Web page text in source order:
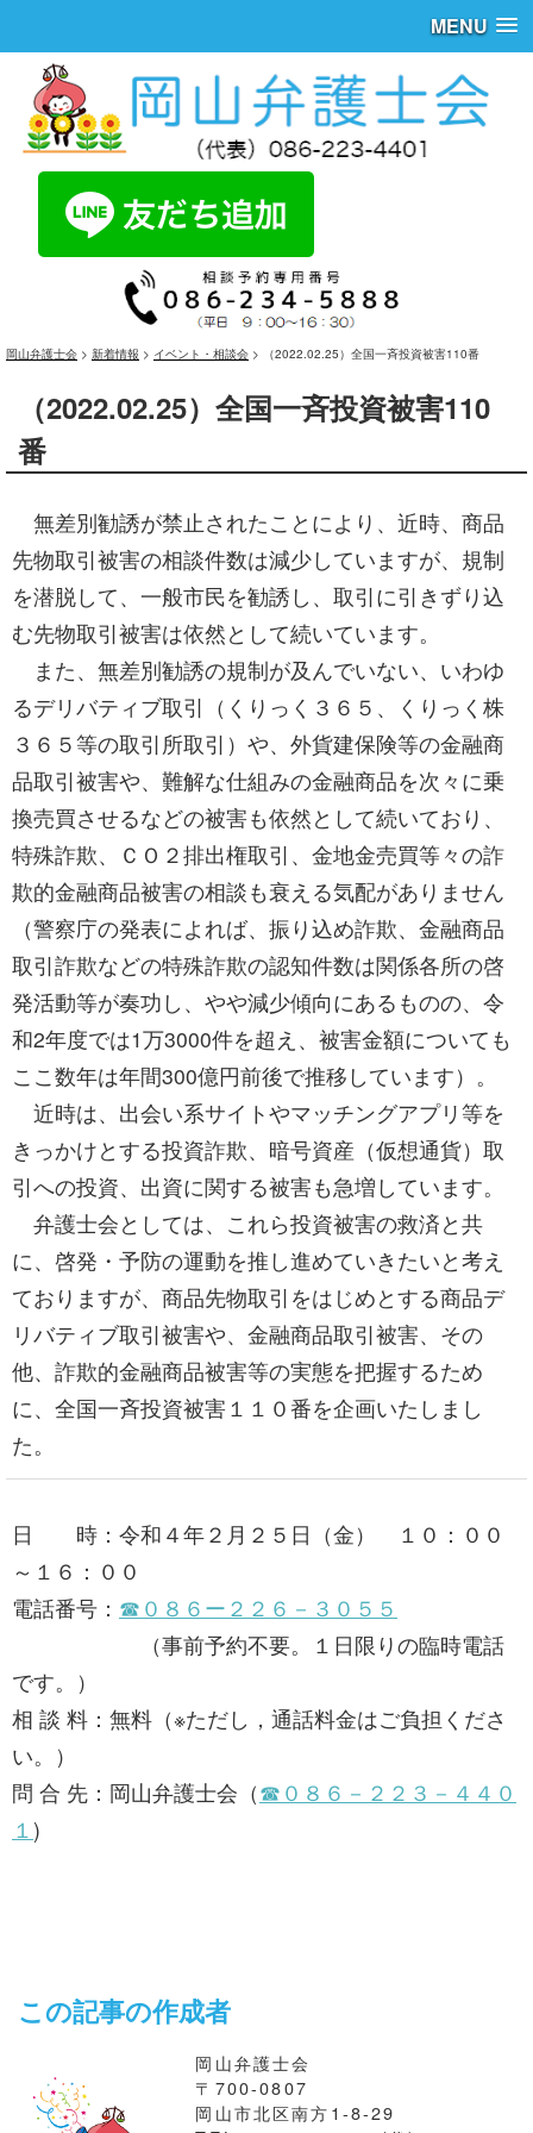
MENU
岡山弁護士会 > 新着情報 > イベント・相談会 > （2022.02.25）全国一斉投資被害110番
（2022.02.25）全国一斉投資被害110
番
無差別勧誘が禁止されたことにより、近時、商品
先物取引被害の相談件数は減少していますが、規制
を潜脱して、一般市民を勧誘し、取引に引きずり込
む先物取引被害は依然として続いています。
また、無差別勧誘の規制が及んでいない、いわゆ
るデリバティブ取引（くりっく３６５、くりっく株
３６５等の取引所取引）や、外貨建保険等の金融商
品取引被害や、難解な仕組みの金融商品を次々に乗
換売買させるなどの被害も依然として続いており、
特殊詐欺、ＣＯ２排出権取引、金地金売買等々の詐
欺的金融商品被害の相談も衰える気配がありません
（警察庁の発表によれば、振り込め詐欺、金融商品
取引詐欺などの特殊詐欺の認知件数は関係各所の啓
発活動等が奏功し、やや減少傾向にあるものの、令
和2年度では1万3000件を超え、被害金額についても
ここ数年は年間300億円前後で推移しています）。
近時は、出会い系サイトやマッチングアプリ等を
きっかけとする投資詐欺、暗号資産（仮想通貨）取
引への投資、出資に関する被害も急増しています。
弁護士会としては、これら投資被害の救済と共
に、啓発・予防の運動を推し進めていきたいと考え
ておりますが、商品先物取引をはじめとする商品デ
リバティブ取引被害や、金融商品取引被害、その
他、詐欺的金融商品被害等の実態を把握するため
に、全国一斉投資被害１１０番を企画いたしまし
た。
日 時：令和４年２月２５日（金） １０：００
～１６：００
電話番号： ☎０８６ー２２６－３０５５
（事前予約不要。１日限りの臨時電話
です。）
相 談 料：無料（※ただし，通話料金はご負担くださ
い。）
問 合 先：岡山弁護士会（☎０８６－２２３－４４０
１)
この記事の作成者
岡山弁護士会
〒700-0807
岡山市北区南方1-8-29